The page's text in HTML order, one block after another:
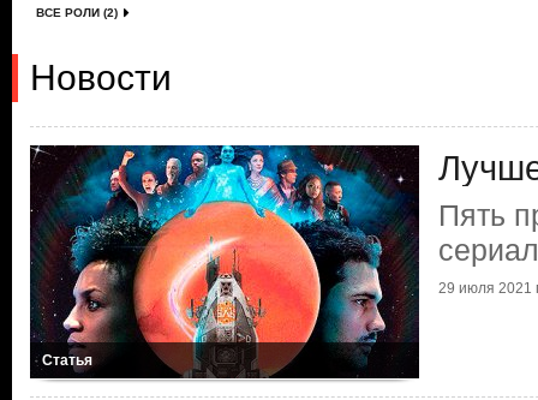
ВСЕ РОЛИ (2)
Новости
Статья
Пять
29 июля 2021